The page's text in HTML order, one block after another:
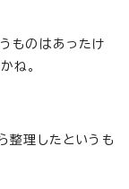
ものはあったけ
ね。
整理したというも